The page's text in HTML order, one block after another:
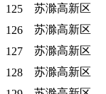
125
苏滁高新区
126
苏滁高新区
127
苏滁高新区
128
苏滁高新区